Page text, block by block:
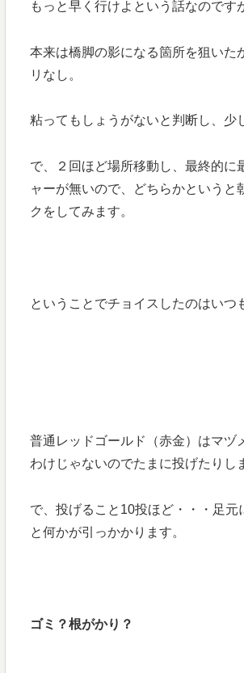
もっと早く行けよという話なのです
本来は橋脚の影になる箇所を狙いた
リなし。
粘ってもしょうがないと判断し、少
で、２回ほど場所移動し、最終的
ャーが無いので、どちらかという
クをしてみます。
ということでチョイスしたのはいつ
普通レッドゴールド（赤金）はマヅ
わけじゃないのでたまに投げたりし
で、投げること10投ほど・・・足
と何かが引っかかります。
ゴミ？根がかり？